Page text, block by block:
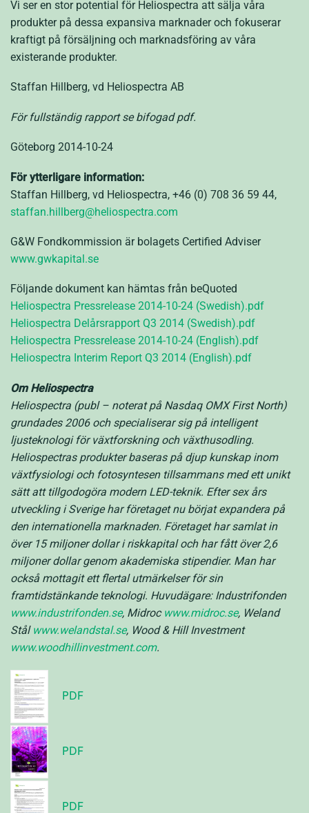
Vi ser en stor potential för Heliospectra att sälja våra
produkter på dessa expansiva marknader och fokuserar
kraftigt på försäljning och marknadsföring av våra
existerande produkter.
Staffan Hillberg, vd Heliospectra AB
För fullständig rapport se bifogad pdf.
Göteborg 2014-10-24
För ytterligare information:
Staffan Hillberg, vd Heliospectra, +46 (0) 708 36 59 44,
staffan.hillberg@heliospectra.com
G&W Fondkommission är bolagets Certified Adviser
www.gwkapital.se
Följande dokument kan hämtas från beQuoted
Heliospectra Pressrelease 2014-10-24 (Swedish).pdf
Heliospectra Delårsrapport Q3 2014 (Swedish).pdf
Heliospectra Pressrelease 2014-10-24 (English).pdf
Heliospectra Interim Report Q3 2014 (English).pdf
Om Heliospectra
Heliospectra (publ – noterat på Nasdaq OMX First North)
grundades 2006 och specialiserar sig på intelligent
ljusteknologi för växtforskning och växthusodling.
Heliospectras produkter baseras på djup kunskap inom
växtfysiologi och fotosyntesen tillsammans med ett unikt
sätt att tillgodogöra modern LED-teknik. Efter sex års
utveckling i Sverige har företaget nu börjat expandera på
den internationella marknaden. Företaget har samlat in
över 15 miljoner dollar i riskkapital och har fått över 2,6
miljoner dollar genom akademiska stipendier. Man har
också mottagit ett flertal utmärkelser för sin
framtidstänkande teknologi. Huvudägare: Industrifonden
www.industrifonden.se, Midroc www.midroc.se, Weland
Stål www.welandstal.se, Wood & Hill Investment
www.woodhillinvestment.com.
PDF
PDF
PDF